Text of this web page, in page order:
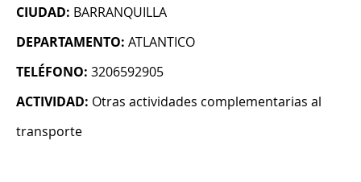
CIUDAD: BARRANQUILLA
DEPARTAMENTO: ATLANTICO
TELÉFONO: 3206592905
ACTIVIDAD: Otras actividades complementarias al
transporte